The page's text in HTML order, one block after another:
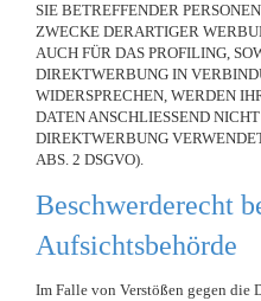
SIE BETREFFENDER
ZWECKE DERARTIGER
AUCH FÜR DAS PROFILING,
DIREKTWERBUNG IN
WIDERSPRECHEN, WERDEN
DATEN ANSCHLIESSEND
DIREKTWERBUNG
ABS. 2 DSGVO).
Beschwerde­recht
Aufsichts­behörde
Im Falle von Verstößen gegen die